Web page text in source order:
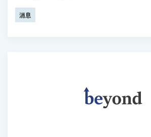
消息